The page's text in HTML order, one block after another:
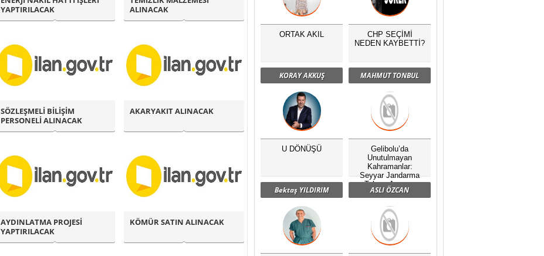
YAPTIRILACAK
ALINACAK
SÖZLEŞMELİ BİLİŞİM
PERSONELİ ALINACAK
AKARYAKIT ALINACAK
AYDINLATMA PROJESİ
YAPTIRILACAK
KÖMÜR SATIN ALINACAK
ORTAK AKIL
CHP SEÇİMİ
NEDEN KAYBETTİ?
KORAY AKKUŞ
U DÖNÜŞÜ
MAHMUT TONBUL
Gelibolu’da
Unutulmayan
Kahramanlar:
Seyyar Jandarma
Taburu Anması
Bektaş YILDIRIM ASLI ÖZCAN